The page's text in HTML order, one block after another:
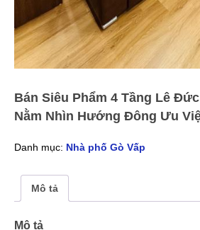
Bán Siêu Phẩm 4 Tầng Lê
Nằm Nhìn Hướng Đông Ưu
Danh mục: Nhà phố Gò Vấp
Mô tả
Mô tả